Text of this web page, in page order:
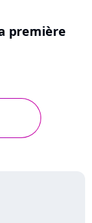
première